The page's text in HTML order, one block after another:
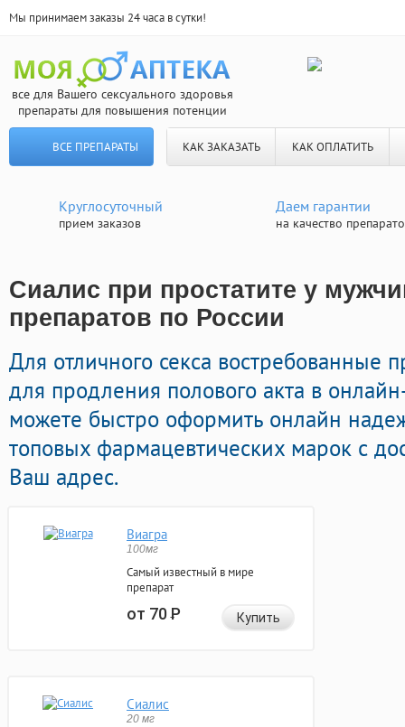
Мы принимаем заказы 24 часа в сутки!
все для Вашего сексуального здоровья
препараты для повышения потенции
ВСЕ ПРЕПАРАТЫ КАК ЗАКАЗАТЬ КАК ОПЛАТИТЬ
Круглосуточный
прием заказов
Даем гарантии
на качество
Сиалис при простатите у
препаратов по России
Для отличного секса востребованные
для продления полового акта в
можете быстро оформить онлайн
топовых фармацевтических марок с
Ваш адрес.
Виагра
100мг
Самый известный в мире
препарат
от 70Р Купить
Сиалис
20 мг